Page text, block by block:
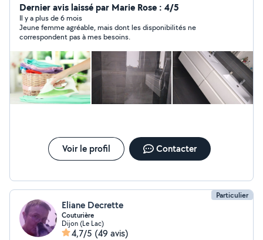
Je peut aussi garder vos animaux à vos domicile (balade
des chiens(petite taille ,nourrire les chats,ou nourrire les
lapins...) Je peut aussi garder vos enfants à votre
domicile (j'ai déjà garder des enfants )les
occupés(loisirs, activités,jeux)(j'adore le contacte avec
les enfants) Je suis disponible à tout moment .
N'hésitez pas à me contacter je serais ravis de vous
aider avec plaisir.
Dernier avis laissé par Marie Rose : 4/5
Il y a plus de 6 mois
Jeune femme agréable, mais dont les disponibilités ne
correspondent pas à mes besoins.
Voir le profil Contacter
Particulier
Eliane Decrette
Couturière
Dijon (Le Lac)
4,7/5 (49 avis)